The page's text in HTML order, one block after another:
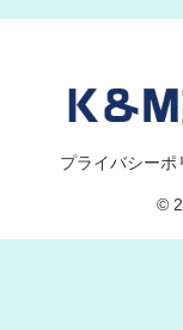
プライバシーポ
©